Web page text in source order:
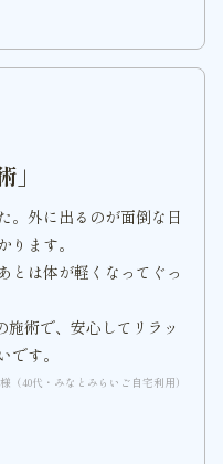
」
。外に出るのが面倒な日
ます。
とは体が軽くなってぐっ
施術で、安心してリラッ
す。
（40代・みなとみらいご自宅利用）